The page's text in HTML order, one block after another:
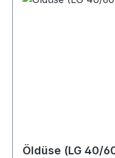
20 kW)022367
Öldüse (LG 40/